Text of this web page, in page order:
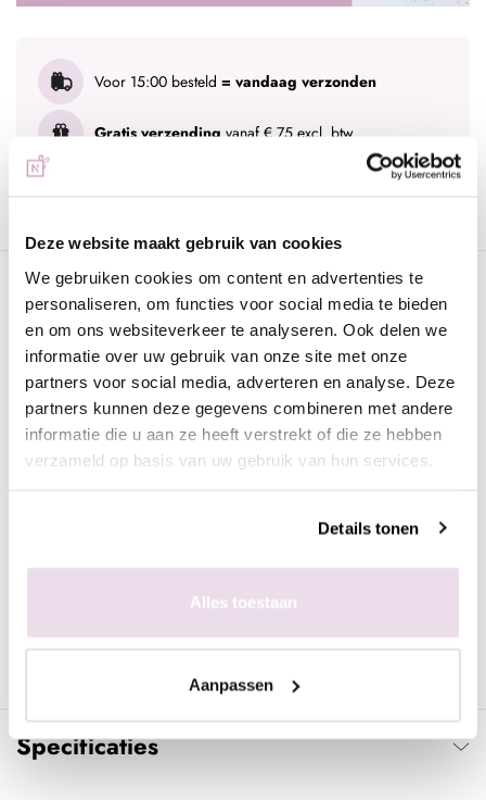
Deze website maakt gebruik van cookies
We gebruiken cookies om content en advertenties te
personaliseren, om functies voor social media te bieden
en om ons websiteverkeer te analyseren. Ook delen we
informatie over uw gebruik van onze site met onze
partners voor social media, adverteren en analyse. Deze
partners kunnen deze gegevens combineren met andere
informatie die u aan ze heeft verstrekt of die ze hebben
verzameld op basis van uw gebruik van hun services.
Details tonen
Alles toestaan
Aanpassen
Voor 15:00 besteld = vandaag verzonden
Gratis verzending vanaf € 75 excl. btw
WhatsApp met onze specialisten
Omschrijving
Caviar Bead Gunmetal Black 0.8mm
Caviar Beads in de kleur gunmetal black. Pachtig product om je
designs helemaal af te maken.
De caviar beads zijn van hoogwaardige kwaliteit zoals we van
niet zodra ze in aanraking komen met vloeistof.
aan? Door middel van een fine liner.
deze vast te zetten in de gem gel zodat deze vast zitten tot aan
de volgende nabehandeling.
Specificaties